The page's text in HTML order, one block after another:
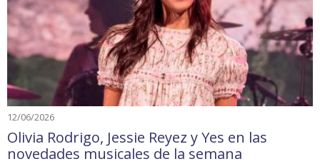
12/06/2026
Olivia Rodrigo, Jessie Reyez y Yes en las
novedades musicales de la semana